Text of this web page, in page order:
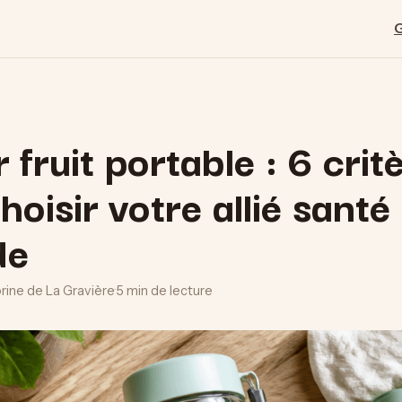
fruit portable : 6
votre allié santé
de La Gravière·5 min de lecture